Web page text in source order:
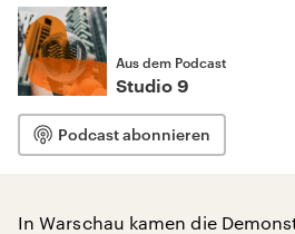
Aus dem Podcast
Studio 9
Podcast abonnieren
In Warschau kamen die